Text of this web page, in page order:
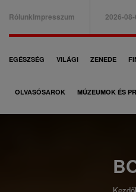
B
a
e
RólunkImpresszum 2026-
F
ő
EGÉSZSÉG VILÁGI ZENEDE
OLVASÓSAROK MÚZEUMOK ÉS